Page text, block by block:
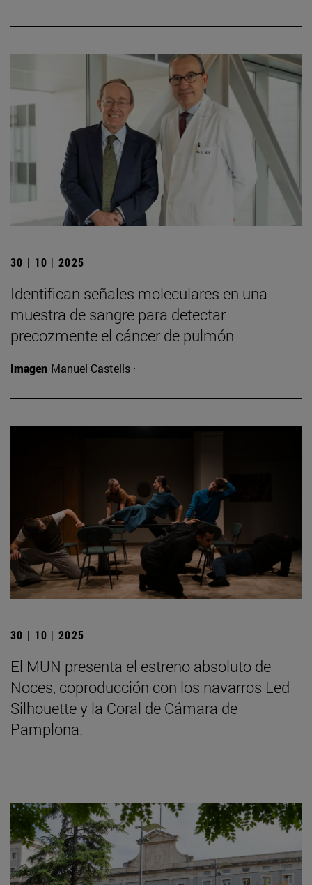
30 | 10 | 2025
Identifican señales moleculares en una
muestra de sangre para detectar
precozmente el cáncer de pulmón
Imagen Manuel Castells ·
30 | 10 | 2025
El MUN presenta el estreno absoluto de
Noces, coproducción con los navarros Led
Silhouette y la Coral de Cámara de
Pamplona.